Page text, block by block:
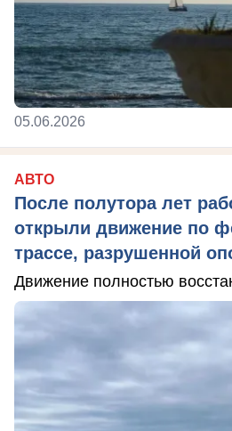
05.06.2026
АВТО
После полутора лет
открыли движение по
трассе, разрушенной
Движение полностью